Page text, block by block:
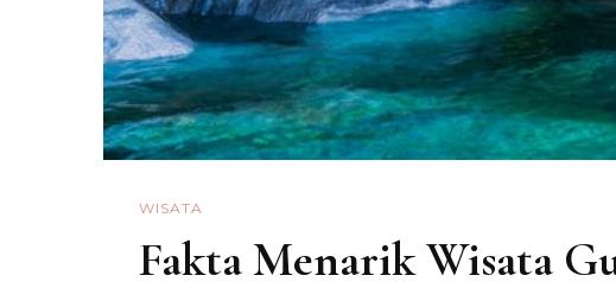
WISATA
Fakta Menarik Wisata